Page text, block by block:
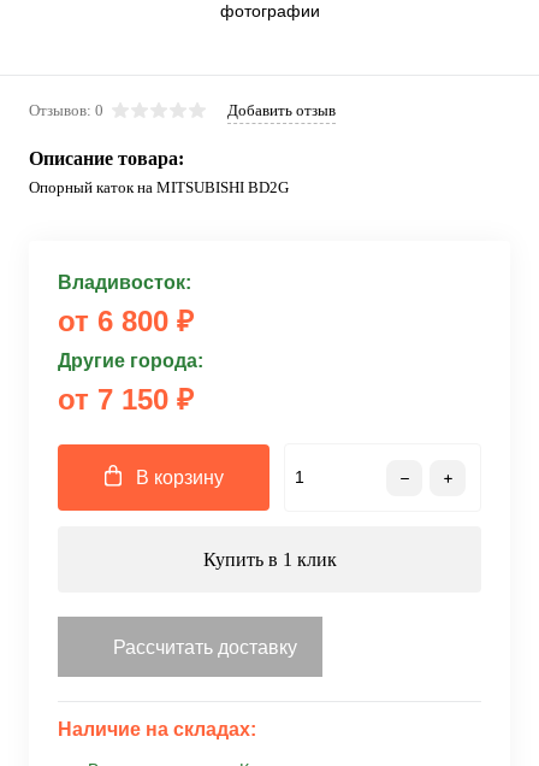
фотографии
Отзывов: 0 Добавить отзыв
Описание товара:
Опорный каток на MITSUBISHI BD2G
Владивосток:
от 6 800 ₽
Другие города:
от 7 150 ₽
В корзину
Купить в 1 клик
Рассчитать доставку
Наличие на складах: